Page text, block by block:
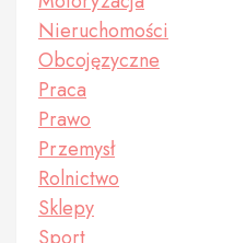
Nieruchomości
Obcojęzyczne
Praca
Prawo
Przemysł
Rolnictwo
Sklepy